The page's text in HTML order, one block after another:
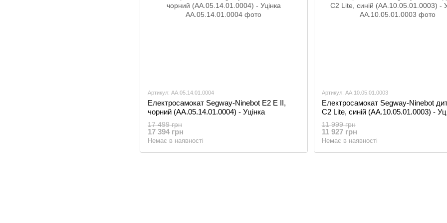
Артикул: AA.05.14.01.0004
Електросамокат Segway-Ninebot E2 E II,
чорний (AA.05.14.01.0004) - Уцінка
17 499 грн
17 394 грн
Немає в наявності
Артикул: AA.10.05.01.0003
Електросамокат Segway-Ninebot
C2 Lite, синій (AA.10.05.01.0003) -
11 999 грн
11 927 грн
Немає в наявності